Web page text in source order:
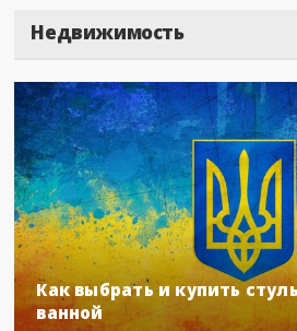
Недвижимость
Как выбрать и купить
ванной